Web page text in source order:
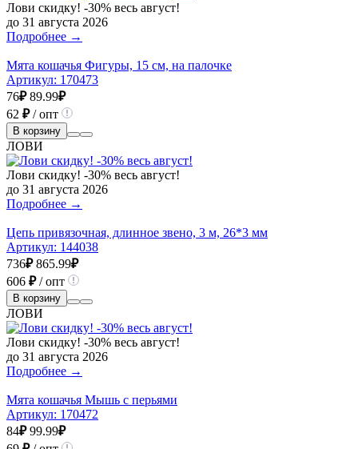
Лови скидку! -30% весь август!
до 31 августа 2026
Подробнее →
Мята кошачья Фигуры, 15 см, на палочке
Артикул: 170473
76₽ 89.99₽
62 ₽/ опт
В корзину
ЛОВИ
Лови скидку! -30% весь август!
до 31 августа 2026
Подробнее →
Цепь привязочная, длинное звено, 3 м, 26*3 мм
Артикул: 144038
736₽ 865.99₽
606 ₽/ опт
В корзину
ЛОВИ
Лови скидку! -30% весь август!
до 31 августа 2026
Подробнее →
Мята кошачья Мышь с перьями
Артикул: 170472
84₽ 99.99₽